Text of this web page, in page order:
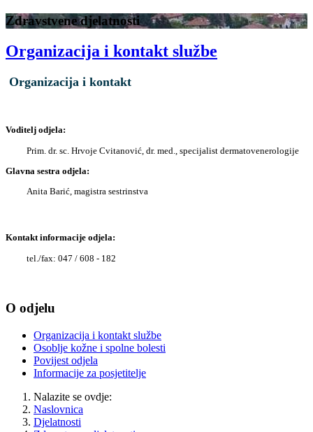
Zdravstvene djelatnosti
Organizacija i kontakt službe
Organizacija i kontakt
Voditelj odjela:
Prim. dr. sc. Hrvoje Cvitanović, dr. med., specijalist dermatovenerologije
Glavna sestra odjela:
Anita Barić, magistra sestrinstva
Kontakt informacije odjela:
tel./fax: 047 / 608 - 182
O odjelu
Organizacija i kontakt službe
Osoblje kožne i spolne bolesti
Povijest odjela
Informacije za posjetitelje
Nalazite se ovdje:
Naslovnica
Djelatnosti